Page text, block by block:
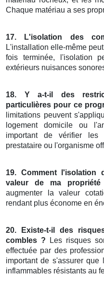
Chaque matériau a ses
17. L'isolation des
L'installation elle-même
fois terminée, l'isolation
extérieurs nuisances
18. Y a-t-il des
particulières pour ce
limitations peuvent
logement domicile ou
important de vérifier les
prestataire ou l'organisme
19. Comment l'isolation
valeur de ma
augmenter la valeur
rendant plus économe en
20. Existe-t-il des
combles ? Les risques
effectuée par des
important de s'assurer que
inflammables résistants au